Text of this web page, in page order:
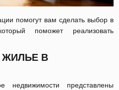
помогут вам сделать выбор в
поможет реализовать
В
недвижимости представлены